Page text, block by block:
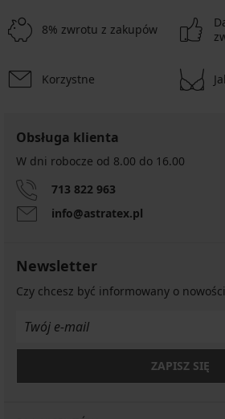
8% zwrotu z zakupów
Korzystne
Obsługa klienta
W dni robocze od 8.00 do 16.00
713 822 963
info@astratex.pl
Newsletter
Czy chcesz być informowany o
ZAPISZ SIĘ